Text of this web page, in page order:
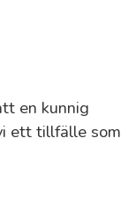
en kunnig
ett tillfälle som